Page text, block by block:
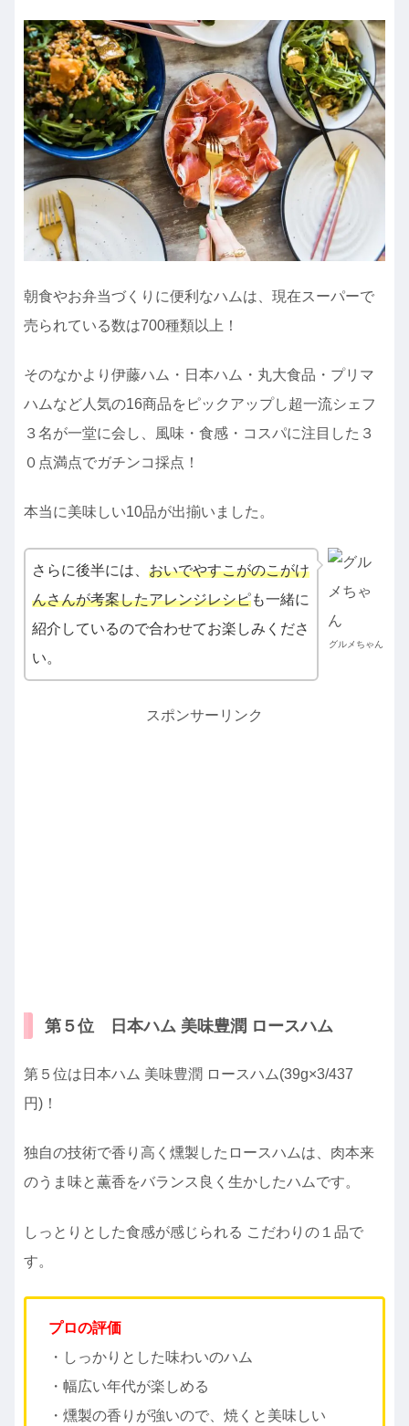
朝食やお弁当づくりに便利なハムは、現在スーパーで
売られている数は700種類以上！
そのなかより伊藤ハム・日本ハム・丸大食品・プリマ
ハムなど人気の16商品をピックアップし超一流シェフ
３名が一堂に会し、風味・食感・コスパに注目した３
０点満点でガチンコ採点！
本当に美味しい10品が出揃いました。
グルメちゃん
さらに後半には、 おいでやすこがのこがけ
んさんが考案したアレンジレシピも一緒に
紹介しているので合わせてお楽しみくださ
い。
スポンサーリンク
第５位 日本ハム 美味豊潤 ロースハム
第５位は日本ハム 美味豊潤 ロースハム(39g×3/437
円)！
独自の技術で香り高く燻製したロースハムは、肉本来
のうま味と薫香をバランス良く生かしたハムです。
しっとりとした食感が感じられる こだわりの１品で
す。
プロの評価
・しっかりとした味わいのハム
・幅広い年代が楽しめる
・燻製の香りが強いので、焼くと美味しい